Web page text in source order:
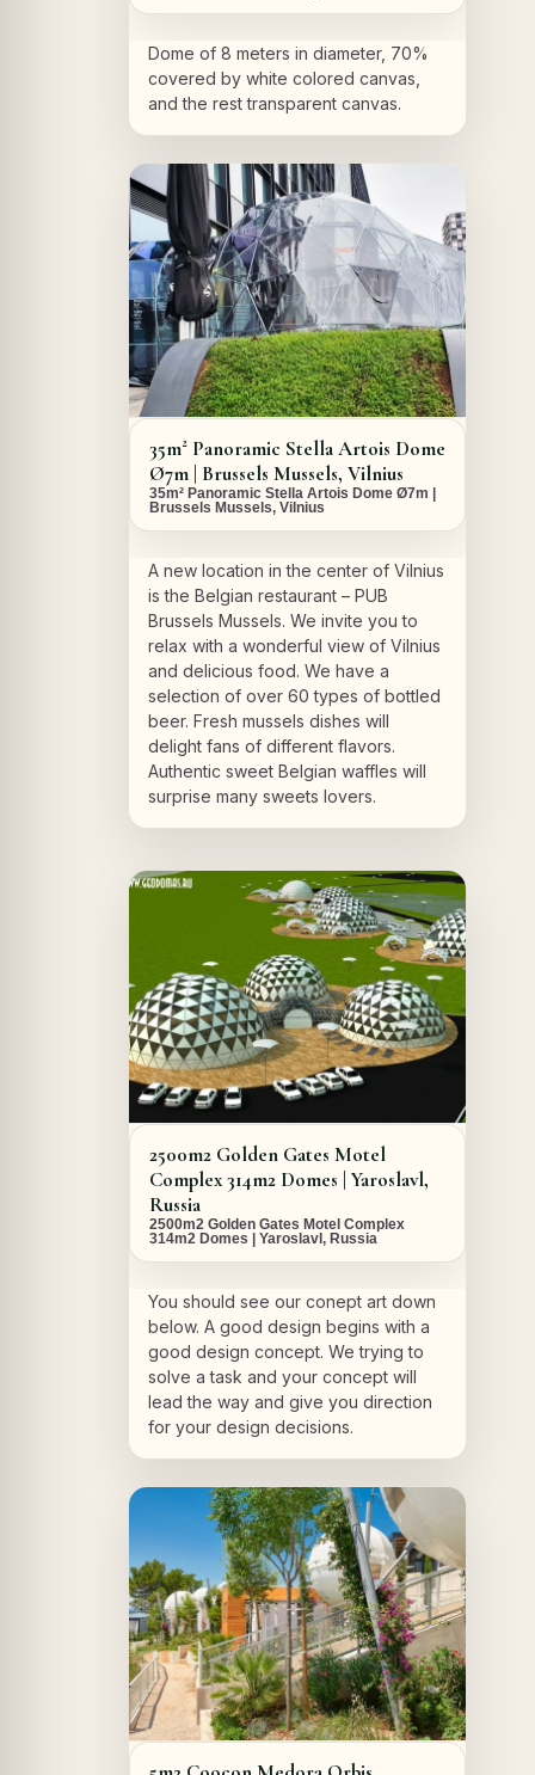
Dome of 8 meters in diameter, 70%
covered by white colored canvas,
and the rest transparent canvas.
A PROPOS DU PROJET
35m² Panoramic Stella Artois Dome
Ø7m | Brussels Mussels, Vilnius
35m² Panoramic Stella Artois Dome Ø7m |
Brussels Mussels, Vilnius
A new location in the center of Vilnius
is the Belgian restaurant – PUB
Brussels Mussels. We invite you to
relax with a wonderful view of Vilnius
and delicious food. We have a
selection of over 60 types of bottled
beer. Fresh mussels dishes will
delight fans of different flavors.
Authentic sweet Belgian waffles will
surprise many sweets lovers.
A PROPOS DU PROJET
2500m2 Golden Gates Motel
Complex 314m2 Domes | Yaroslavl,
Russia
2500m2 Golden Gates Motel Complex
314m2 Domes | Yaroslavl, Russia
You should see our conept art down
below. A good design begins with a
good design concept. We trying to
solve a task and your concept will
lead the way and give you direction
for your design decisions.
A PROPOS DU PROJET